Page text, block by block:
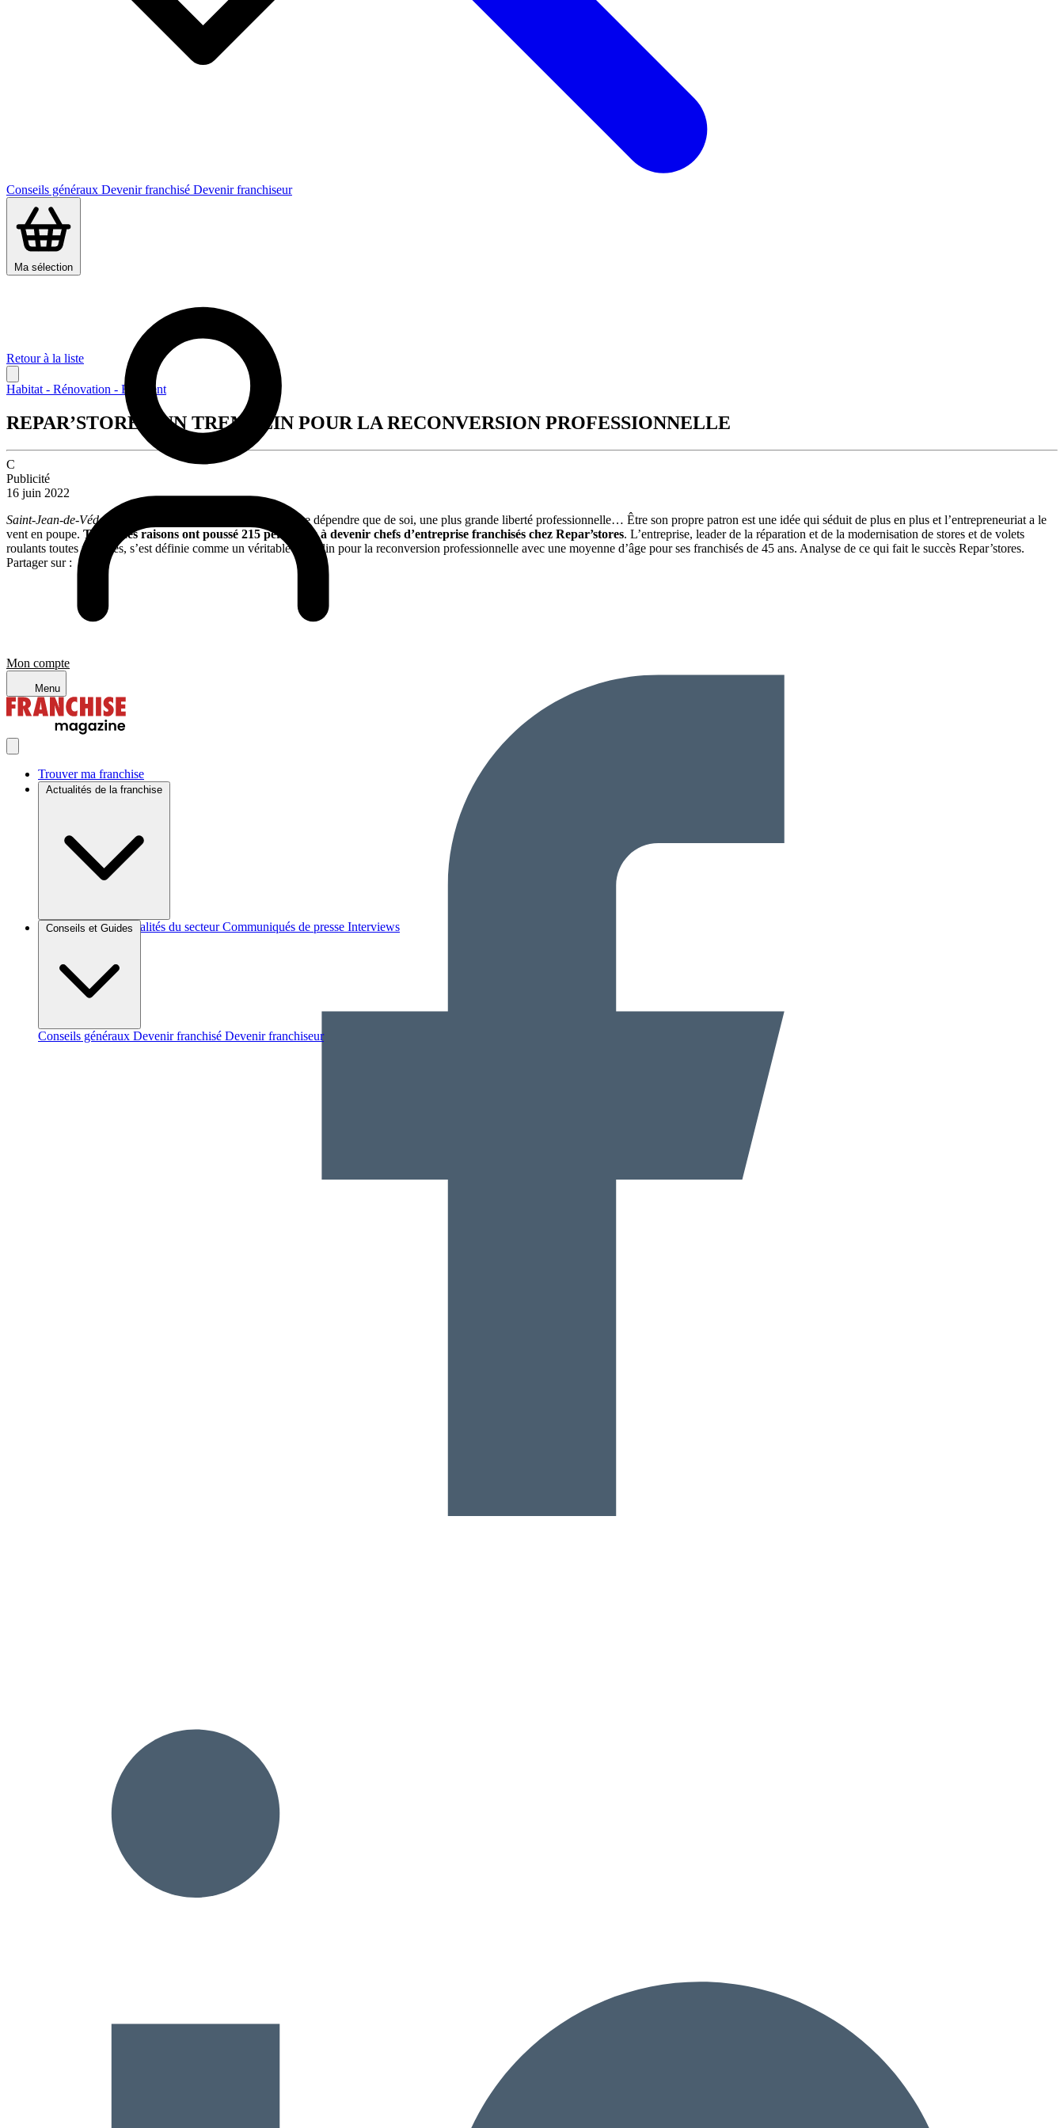
Conseils généraux Devenir franchisé Devenir franchiseur
Ma sélection
Mon compte
Menu
Trouver ma franchise
Actualités de la franchise
Brèves et actus Actualités du secteur Communiqués de presse Interviews
Conseils et Guides
Conseils généraux Devenir franchisé Devenir franchiseur
Retour à la liste
Habitat - Rénovation - Bâtiment
REPAR’STORES, UN TREMPLIN POUR LA RECONVERSION PROFESSIONNELLE
C
Publicité
16 juin 2022
Saint-Jean-de-Védas, le 25 mai 2022
– Horaires flexibles, ne dépendre que de soi, une plus grande liberté professionnelle… Être son propre patron est une idée qui séduit de plus en plus et l’entrepreneuriat a le
vent en poupe. Toutes ces raisons ont poussé 215 personnes à devenir chefs d’entreprise franchisés chez Repar’stores. L’entreprise, leader de la réparation et de la modernisation de stores et de volets
roulants toutes marques, s’est définie comme un véritable tremplin pour la reconversion professionnelle avec une moyenne d’âge pour ses franchisés de 45 ans. Analyse de ce qui fait le succès Repar’stores.
Partager sur :